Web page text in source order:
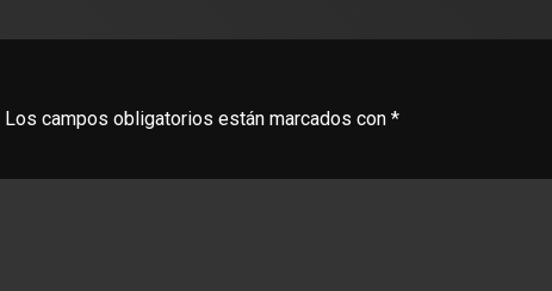
Los campos obligatorios están marcados con *